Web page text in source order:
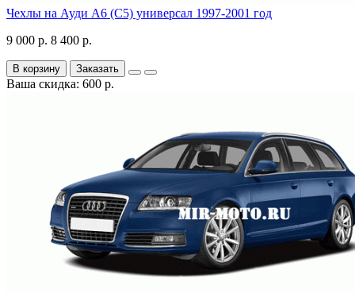
Чехлы на Ауди А6 (С5) универсал 1997-2001 год
9 000 р. 8 400 р.
В корзину Заказать
Ваша скидка: 600 р.